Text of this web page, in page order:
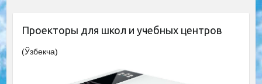
Проекторы для школ и учебных центров
(Ўзбекча)